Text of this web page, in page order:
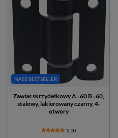
NASZ BESTSELLER
Zawias skrzydełkowy A=60 B=60,
stalowy, lakierowany czarny, 4-
otwory
5.00